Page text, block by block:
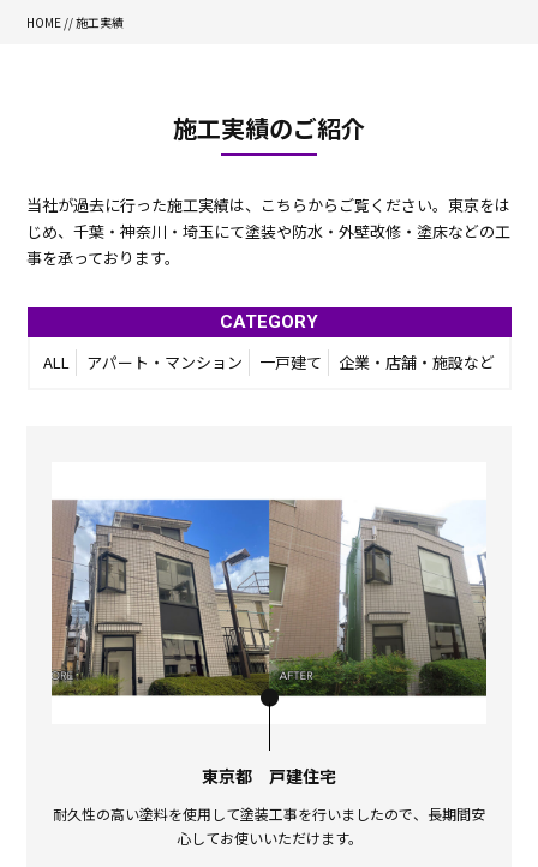
HOME //施工実績
施工実績のご紹介
当社が過去に行った施工実績は、こちらからご覧ください。 東京をは
じめ、千葉・神奈川・埼玉にて塗装や防水・外壁改修・塗床などの工
事を承っております。
CATEGORY
ALL アパート・マンション 一戸建て 企業・店舗・施設など
東京都 戸建住宅
耐久性の高い塗料を使用して塗装工事を行いましたので、長期間安
心してお使いいただけます。